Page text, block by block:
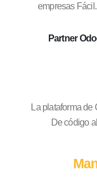
empresas
Partner
La plataforma de
De código